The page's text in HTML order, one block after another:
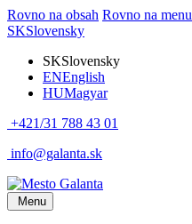
Rovno na obsah Rovno na menu
SKSlovensky
SKSlovensky
ENEnglish
HUMagyar
+421/31 788 43 01
info@galanta.sk
Menu